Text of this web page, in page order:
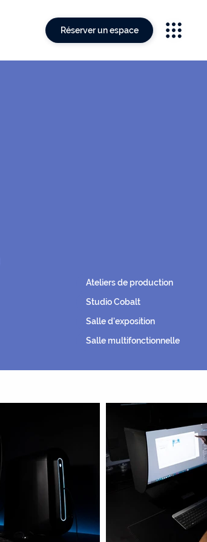
Réserver un espace
Ateliers de production
Studio Cobalt
Salle d'exposition
Salle multifonctionnelle